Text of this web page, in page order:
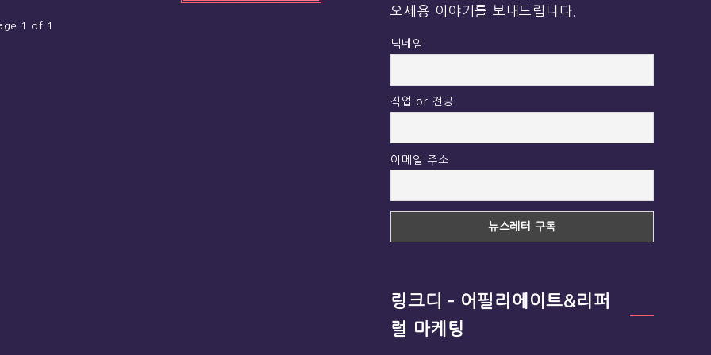
1 of 1
오세용 이야기를 보내드립니다.
닉네임
직업 or 전공
이메일 주소
링크디 – 어필리에이트&리퍼
럴 마케팅